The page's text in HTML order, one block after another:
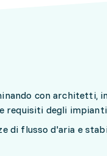
con architetti,
requisiti degli impianti
di flusso d'aria e